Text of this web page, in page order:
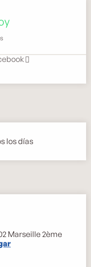
los días
Marseille 2ème